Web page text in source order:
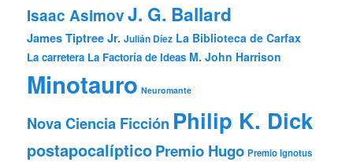
Isaac AsimovJ. G. Ballard
James Tiptree Jr. Julián Díez La Biblioteca de Carfax
La carretera La Factoría de Ideas M. John Harrison
Minotauro Neuromante
Nova Ciencia Ficción Philip K. Dick
postapocalípticoPremio Hugo Premio Ignotus